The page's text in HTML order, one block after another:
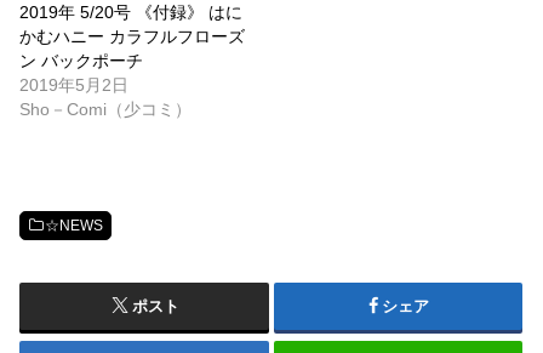
2019年 5/20号 《付録》 はに
かむハニー カラフルフローズ
ン バックポーチ
2019年5月2日
Sho－Comi（少コミ）
☆NEWS
ポスト シェア